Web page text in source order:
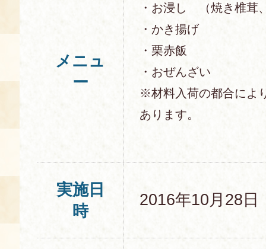
メニュ
ー
・お浸し （焼き椎茸
・かき揚げ
・栗赤飯
・おぜんざい
※材料入荷の都合によ
あります。
実施日
時
2016年10月28日